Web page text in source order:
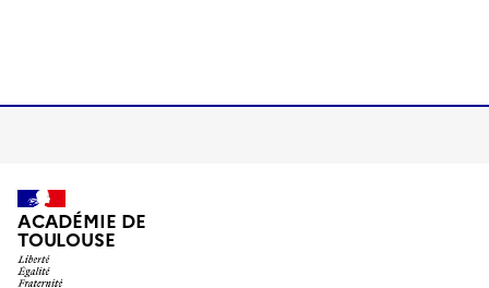
ACADÉMIE DE
TOULOUSE